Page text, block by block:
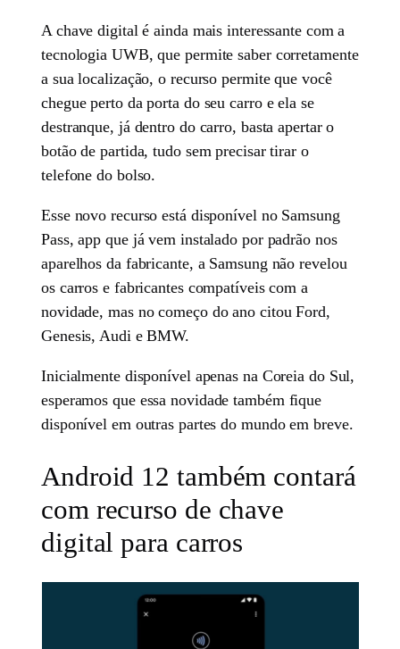
A chave digital é ainda mais interessante com a
tecnologia UWB, que permite saber corretamente
a sua localização, o recurso permite que você
chegue perto da porta do seu carro e ela se
destranque, já dentro do carro, basta apertar o
botão de partida, tudo sem precisar tirar o
telefone do bolso.
Esse novo recurso está disponível no Samsung
Pass, app que já vem instalado por padrão nos
aparelhos da fabricante, a Samsung não revelou
os carros e fabricantes compatíveis com a
novidade, mas no começo do ano citou Ford,
Genesis, Audi e BMW.
Inicialmente disponível apenas na Coreia do Sul,
esperamos que essa novidade também fique
disponível em outras partes do mundo em breve.
Android 12 também contará
com recurso de chave
digital para carros